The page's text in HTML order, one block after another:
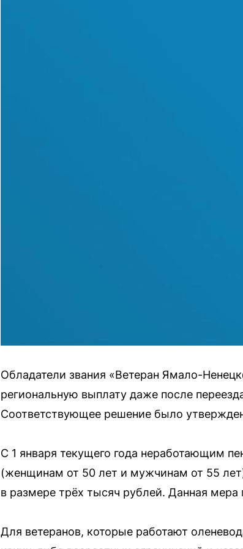
Обладатели звания «Ветеран Ямало-
региональную выплату даже после
Соответствующее решение было
С 1 января текущего года неработающим
(женщинам от 50 лет и мужчинам от 55
в размере трёх тысяч рублей. Данная
Для ветеранов, которые работают